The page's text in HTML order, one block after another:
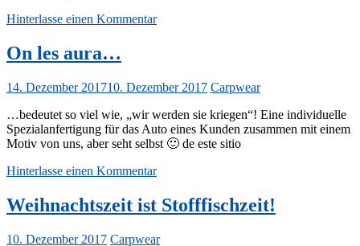
Hinterlasse einen Kommentar
On les aura…
14. Dezember 201710. Dezember 2017 Carpwear
…bedeutet so viel wie, „wir werden sie kriegen“! Eine individuelle
Spezialanfertigung für das Auto eines Kunden zusammen mit einem
Motiv von uns, aber seht selbst 🙂 de este sitio
Hinterlasse einen Kommentar
Weihnachtszeit ist Stofffischzeit!
10. Dezember 2017 Carpwear